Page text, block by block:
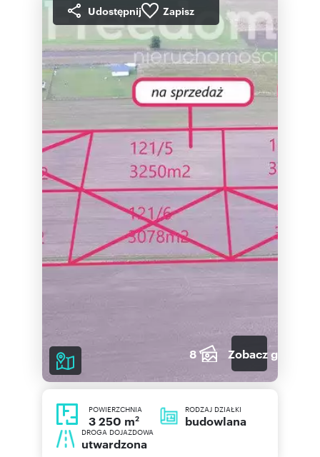
Udostępnij Zapisz
8 Zobacz galerię
POWIERZCHNIA
3 250 m2
RODZAJ DZIAŁKI
budowlana
DROGA DOJAZDOWA
utwardzona